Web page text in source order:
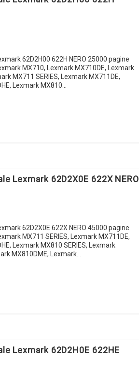
62D2H00 622H NERO 25000 pagine
MX710, Lexmark MX710DE, Lexmark
MX711 SERIES, Lexmark MX711DE,
Lexmark MX810…
Lexmark 62D2X0E 622X NERO
62D2X0E 622X NERO 45000 pagine
MX711 SERIES, Lexmark MX711DE,
Lexmark MX810 SERIES, Lexmark
MX810DME, Lexmark…
Lexmark 62D2H0E 622HE